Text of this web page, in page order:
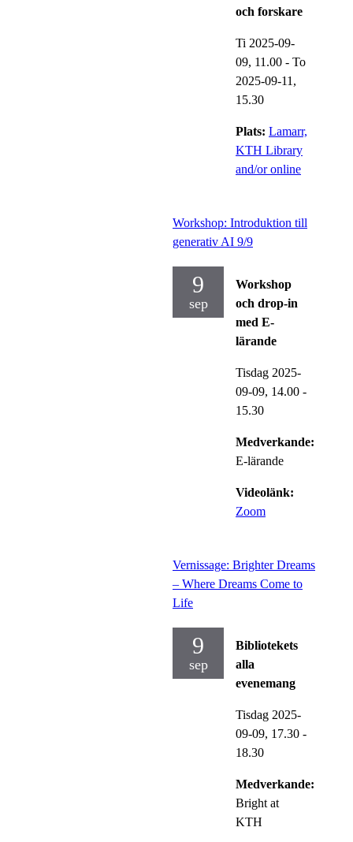
och forskare
Ti 2025-09-
09, 11.00 - To
2025-09-11,
15.30
Plats: Lamarr,
KTH Library
and/or online
Workshop: Introduktion till
generativ AI 9/9
9
sep
Workshop
och drop-in
med E-
lärande
Tisdag 2025-
09-09, 14.00 -
15.30
Medverkande:
E-lärande
Videolänk:
Zoom
Vernissage: Brighter Dreams
– Where Dreams Come to
Life
9
sep
Bibliotekets
alla
evenemang
Tisdag 2025-
09-09, 17.30 -
18.30
Medverkande:
Bright at
KTH